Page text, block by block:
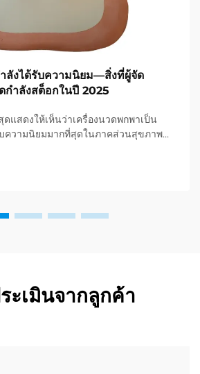
ลังได้รับความนิยม—สิ่งที่ผู้จัด
ำลังสต็อกในปี 2025
ดแสดงให้เห็นว่าเครื่องนวดพกพาเป็น
ความนิยมมากที่สุดในภาคส่วนสุขภาพ
ลาย ผู้จัดจำหน่ายได้ค้นพบแล้ว...
ะเมินจากลูกค้า